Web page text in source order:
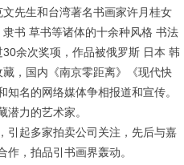
先生和台湾著名书画家许月桂女
书 草书等诸体的十余种风格 书法
余次奖项，作品被俄罗斯 日本 韩
，国内《南京零距离》《现代快
名的网络媒体争相报道和宣传。
力的艺术家。
引起多家拍卖公司关注，先后与嘉
，拍品引书画界轰动。